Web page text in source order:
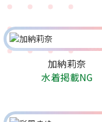
加納莉奈
水着掲載NG